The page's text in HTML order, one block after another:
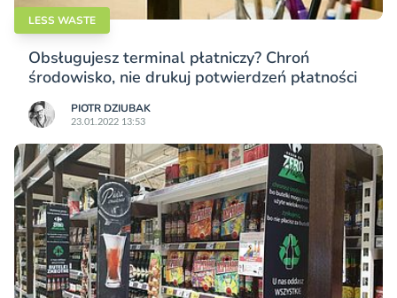
LESS WASTE
Obsługujesz terminal płatniczy? Chroń
środowisko, nie drukuj potwierdzeń płatności
PIOTR DZIUBAK
23.01.2022 13:53